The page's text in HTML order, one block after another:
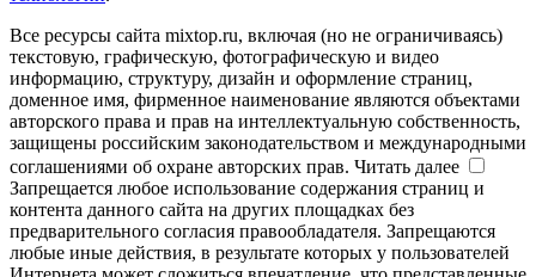
Все ресурсы сайта mixtop.ru, включая (но не ограничиваясь)
текстовую, графическую, фотографическую и видео
информацию, структуру, дизайн и оформление страниц,
доменное имя, фирменное наименование являются объектами
авторского права и прав на интеллектуальную собственность,
защищены российским законодательством и международными
соглашениями об охране авторских прав. Читать далее
Запрещается любое использование содержания страниц и
контента данного сайта на других площадках без
предварительного согласия правообладателя. Запрещаются
любые иные действия, в результате которых у пользователей